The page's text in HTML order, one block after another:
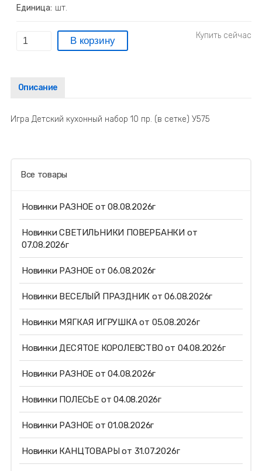
Единица: шт.
Описание
Игра Детский кухонный набор 10 пр. (в сетке) У575
Все товары
Новинки РАЗНОЕ от 08.08.2026г
Новинки СВЕТИЛЬНИКИ ПОВЕРБАНКИ от
07.08.2026г
Новинки РАЗНОЕ от 06.08.2026г
Новинки ВЕСЕЛЫЙ ПРАЗДНИК от 06.08.2026г
Новинки МЯГКАЯ ИГРУШКА от 05.08.2026г
Новинки ДЕСЯТОЕ КОРОЛЕВСТВО от 04.08.2026г
Новинки РАЗНОЕ от 04.08.2026г
Новинки ПОЛЕСЬЕ от 04.08.2026г
Новинки РАЗНОЕ от 01.08.2026г
Новинки КАНЦТОВАРЫ от 31.07.2026г